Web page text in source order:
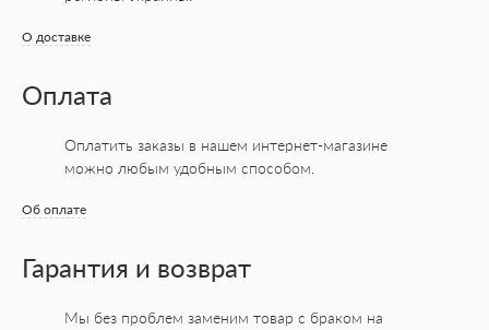
О доставке
Оплата
Оплатить заказы в нашем интернет-магазине
можно любым удобным способом.
Об оплате
Гарантия и возврат
Мы без проблем заменим товар с браком на